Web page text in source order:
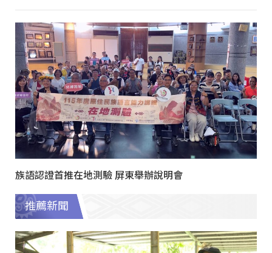
族語認證首推在地測驗 屏東舉辦說明會
推薦新聞